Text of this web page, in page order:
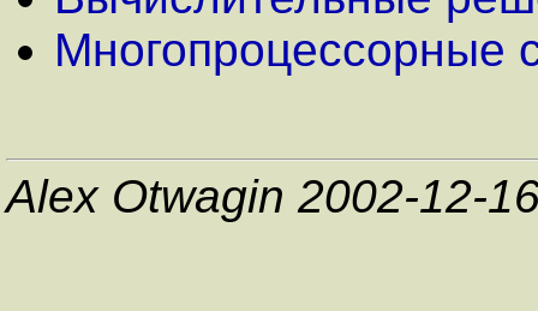
Многопроцессорные
Alex Otwagin 2002-12-